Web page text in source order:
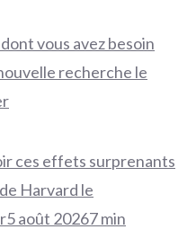
vous avez besoin
recherche le
ces effets surprenants
Harvard le
août 20267 min